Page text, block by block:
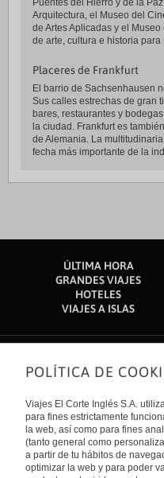
Puentes del Hierro y de la
Arquitectura, el Museo del
de Artes Aplicadas y el
de arte, cultura e historia para
Placeres de Frankfurt
El barrio de Sachsenhausen
Sus calles estrechas de gran
bares, restaurantes y
la ciudad. Frankfurt es
de Alemania. La
fecha más importante de la
ÚLTIMA HORA
GRANDES VIAJES
HOTELES
VIAJES A ISLAS
Sobre nosotros
Quiénes somos
Financiación
Sostenibilidad
Turismo accesible
Tarjeta El Corte Inglés
Trabaja con nosotros
El Corte Inglés
Enlaces de interés
Guías de viaje
Catálogos
Auto check-in
Internacional
POLÍTICA DE
Viajes El Corte Inglés S.A.
para fines estrictamente
la web, así como para fines
(tanto general como
a partir de tu hábitos de
optimizar la web y para poder